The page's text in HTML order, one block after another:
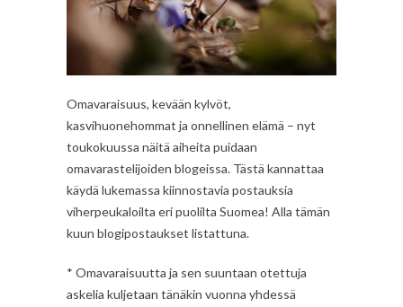
Omavaraisuus, kevään kylvöt,
kasvihuonehommat ja onnellinen elämä – nyt
toukokuussa näitä aiheita puidaan
omavarastelijoiden blogeissa. Tästä kannattaa
käydä lukemassa kiinnostavia postauksia
viherpeukaloilta eri puolilta Suomea! Alla tämän
kuun blogipostaukset listattuna.
* Omavaraisuutta ja sen suuntaan otettuja
askelia kuljetaan tänäkin vuonna yhdessä